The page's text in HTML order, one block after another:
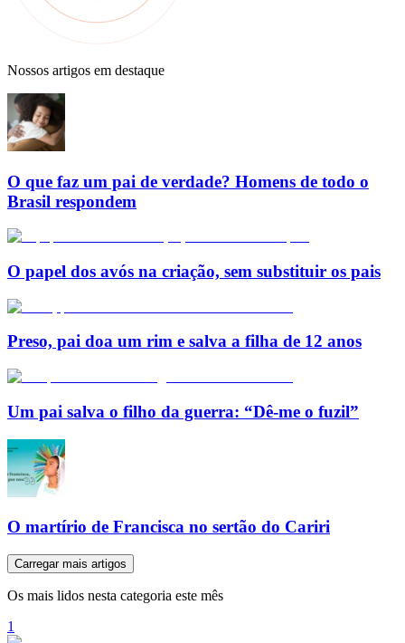
Nossos artigos em destaque
O que faz um pai de verdade? Homens de todo o
Brasil respondem
O papel dos avós na criação, sem substituir os pais
Preso, pai doa um rim e salva a filha de 12 anos
Um pai salva o filho da guerra: “Dê-me o fuzil”
O martírio de Francisca no sertão do Cariri
Carregar mais artigos
Os mais lidos nesta categoria este mês
1